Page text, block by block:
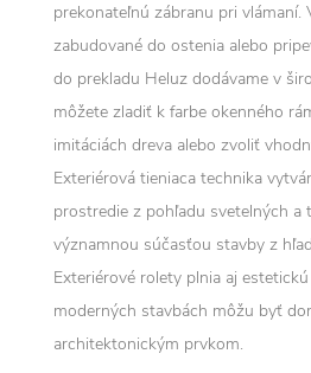
prekonateľnú zábranu pri
zabudované do ostenia alebo
do prekladu Heluz dodávame v
môžete zladiť k farbe okenného
imitáciách dreva alebo zvoliť
Exteriérová tieniaca technika
prostredie z pohľadu svetelných a
významnou súčasťou stavby z
Exteriérové rolety plnia aj
moderných stavbách môžu byť
architektonickým prvkom.